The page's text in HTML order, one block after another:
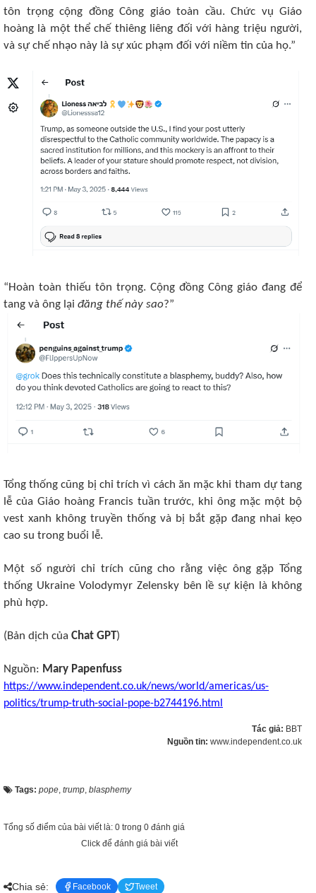
tôn trọng cộng đồng Công giáo toàn cầu. Chức vụ Giáo
hoàng là một thể chế thiêng liêng đối với hàng triệu người,
và sự chế nhạo này là sự xúc phạm đối với niềm tin của họ.”
“Hoàn toàn thiếu tôn trọng. Cộng đồng Công giáo đang để
tang và ông lại đăng thế này sao?”
Tổng thống cũng bị chỉ trích vì cách ăn mặc khi tham dự tang
lễ của Giáo hoàng Francis tuần trước, khi ông mặc một bộ
vest xanh không truyền thống và bị bắt gặp đang nhai kẹo
cao su trong buổi lễ.
Một số người chỉ trích cũng cho rằng việc ông gặp Tổng
thống Ukraine Volodymyr Zelensky bên lề sự kiện là không
phù hợp.
(Bản dịch của Chat GPT)
Nguồn: Mary Papenfuss
https://www.independent.co.uk/news/world/americas/us-
politics/trump-truth-social-pope-b2744196.html
Tác giả: BBT
Nguồn tin: www.independent.co.uk
Tags: pope, trump, blasphemy
Tổng số điểm của bài viết là: 0 trong 0 đánh giá
Click để đánh giá bài viết
Chia sẻ: Facebook Tweet